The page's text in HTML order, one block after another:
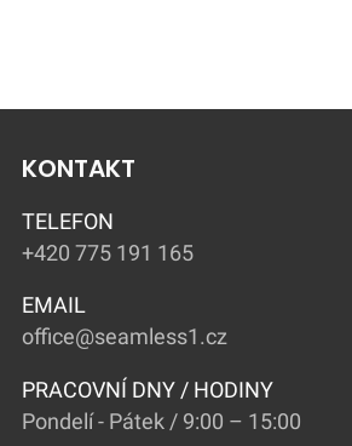
KONTAKT
TELEFON
+420 775 191 165
EMAIL
office@seamless1.cz
PRACOVNÍ DNY / HODINY
Pondelí - Pátek / 9:00 – 15:00